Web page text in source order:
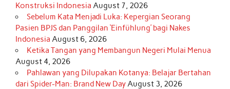
Konstruksi Indonesia August 7, 2026
Sebelum Kata Menjadi Luka: Kepergian Seorang
Pasien BPJS dan Panggilan ‘Einfühlung’ bagi Nakes
Indonesia August 6, 2026
Ketika Tangan yang Membangun Negeri Mulai Menua
August 4, 2026
Pahlawan yang Dilupakan Kotanya: Belajar Bertahan
dari Spider-Man: Brand New Day August 3, 2026